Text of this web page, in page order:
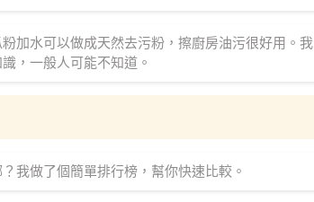
加水可以做成天然去污粉，擦廚房油污很好用。我
，一般人可能不知道。
我做了個簡單排行榜，幫你快速比較。